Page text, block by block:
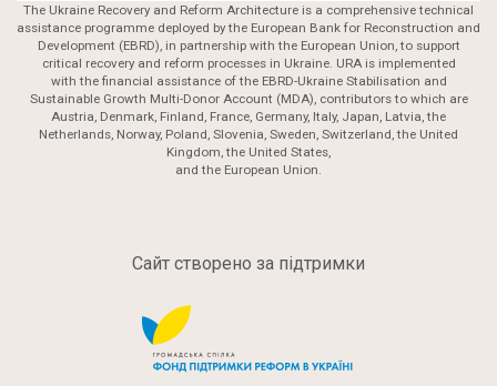
The Ukraine Recovery and Reform Architecture is a comprehensive technical
assistance programme deployed by the European Bank for Reconstruction and
Development (EBRD), in partnership with the European Union, to support
critical recovery and reform processes in Ukraine. URA is implemented
with the financial assistance of the EBRD-Ukraine Stabilisation and
Sustainable Growth Multi-Donor Account (MDA), contributors to which are
Austria, Denmark, Finland, France, Germany, Italy, Japan, Latvia, the
Netherlands, Norway, Poland, Slovenia, Sweden, Switzerland, the United
Kingdom, the United States,
and the European Union.
Сайт створено за підтримки